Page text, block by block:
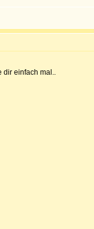
dir einfach mal..